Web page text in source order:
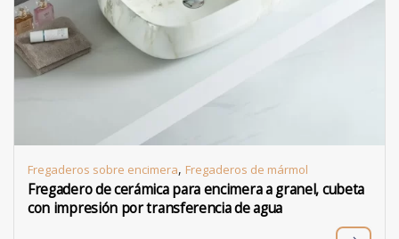
Fregaderos sobre encimera, Fregaderos de mármol
Fregadero de cerámica para encimera a granel, cubeta
con impresión por transferencia de agua